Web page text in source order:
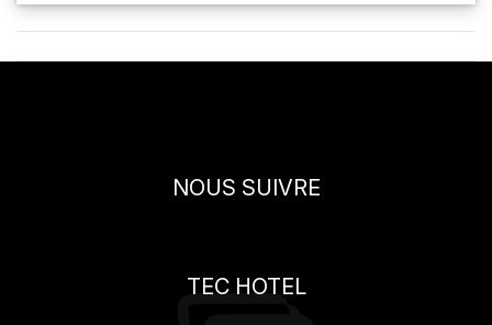
NOUS SUIVRE
TEC HOTEL